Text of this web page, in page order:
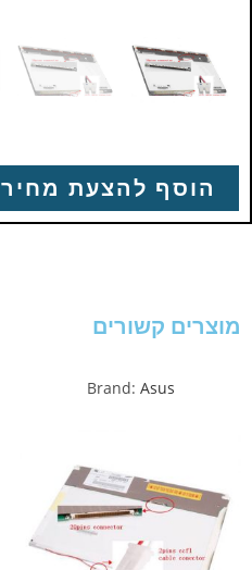
הוסף להצעת מחיר
מוצרים קשורים
Brand: Asus